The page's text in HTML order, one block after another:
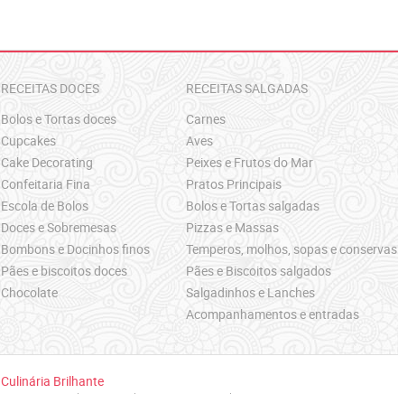
RECEITAS DOCES
Bolos e Tortas doces
Cupcakes
Cake Decorating
Confeitaria Fina
Escola de Bolos
Doces e Sobremesas
Bombons e Docinhos finos
Pães e biscoitos doces
Chocolate
RECEITAS SALGADAS
Carnes
Aves
Peixes e Frutos do Mar
Pratos Principais
Bolos e Tortas salgadas
Pizzas e Massas
Temperos, molhos, sopas e conservas
Pães e Biscoitos salgados
Salgadinhos e Lanches
Acompanhamentos e entradas
Culinária Brilhante